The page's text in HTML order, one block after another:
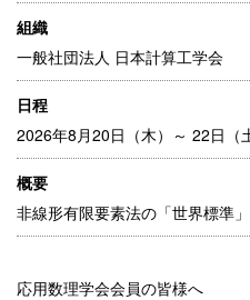
組織
一般社団法人 日本計算工学会
日程
2026年8月20日（木）～ 22日（
概要
非線形有限要素法の「世界標準
応用数理学会会員の皆様へ